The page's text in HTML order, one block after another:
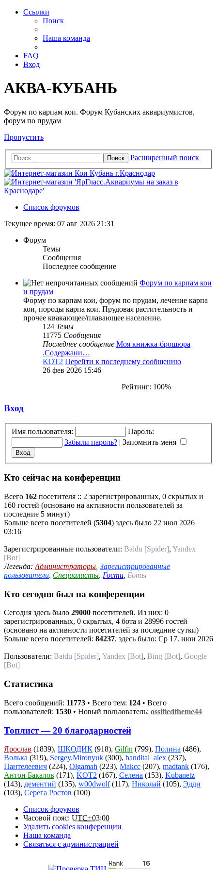
Ссылки
Поиск
Наша команда
FAQ
Вход
АКВА-КУБАНЬ
Форум по карпам кои. Форум Кубанских аквариумистов,
форум по прудам
Пропустить
Поиск Расширенный поиск
Список форумов
Текущее время: 07 авг 2026 21:31
Форум
Темы
Сообщения
Последнее сообщение
Форум по карпам кои
и прудам
Форму по карпам кои, форум по прудам, лечение карпа
кои, породы карпа кои. Прудовая растительность и
прочее квакающее/плавающее население.
124 Темы
11775 Сообщения
Последнее сообщение Моя книжка-брошюра
.Содержани…
KOT2 Перейти к последнему сообщению
26 фев 2026 15:46
Рейтинг: 100%
Вход
Имя пользователя:
Пароль:
Забыли пароль? | Запомнить меня
Кто сейчас на конференции
Всего 162 посетителя :: 2 зарегистрированных, 0 скрытых и
160 гостей (основано на активности пользователей за
последние 5 минут)
Больше всего посетителей (5304) здесь было 22 июл 2026
03:16
Зарегистрированные пользователи: Baidu [Spider], Yandex
[Bot]
Легенда: Администраторы Зарегистрированные
пользователи Специалисты Гости Боты
Кто сегодня был на конференции
Сегодня здесь было 29000 посетителей. Из них: 0
зарегистрированных, 0 скрытых, 4 бота и 28996 гостей
(основано на активности посетителей за последние сутки)
Больше всего посетителей: 84237, здесь было: Ср 17. июн 2026
Пользователи: Baidu [Spider], Yandex [Bot], Bing [Bot], Google
[Bot]
Статистика
Всего сообщений: 11773 • Всего тем: 124 • Всего
пользователей: 1530 • Новый пользователь: ossifiedtheme44
Топлист — 20 благодарностей
Ярослав (1839), ШКОДИК (918), Gilfin (799), Полина (486),
Волька (319), Sergey.Mironyuk (300), bandital_alex (237),
Пантелеевич (224), Olgamah (223), Makcc (207), madtank (176),
Антон Бакалов (171), KOT2 (167), Селена (153), Kubanetz
(143), дементий (135), w00dwolf(117), Николай (105), Эдди
(103), Серега Ростов (100)
Список форумов
Часовой пояс: UTC+03:00
Удалить cookies конференции
Наша команда
Связаться с администрацией